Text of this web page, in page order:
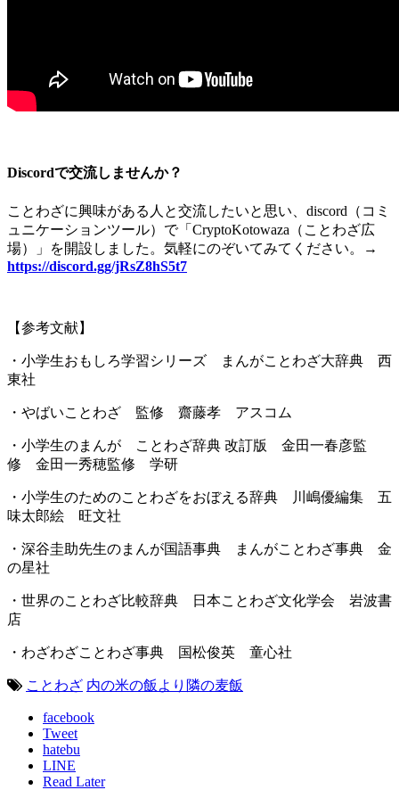
Discordで交流しませんか？
ことわざに興味がある人と交流したいと思い、 discord （コミ
ュニケーションツール）で「 CryptoKotowaza （ことわざ広
場）」を開設しました。気軽にのぞいてみてください。
→
https://discord.gg/jRsZ8hS5t7
【参考文献】
・小学生おもしろ学習シリーズ まんがことわざ大辞典 西
東社
・やばいことわざ 監修 齋藤孝 アスコム
・小学生のまんが ことわざ辞典 改訂版 金田一春彦監
修 金田一秀穂監修 学研
・小学生のためのことわざをおぼえる辞典 川嶋優編集 五
味太郎絵 旺文社
・深谷圭助先生のまんが国語事典 まんがことわざ事典 金
の星社
・世界のことわざ比較辞典 日本ことわざ文化学会 岩波書
店
・わざわざことわざ事典 国松俊英 童心社
ことわざ 内の米の飯より隣の麦飯
facebook
Tweet
hatebu
LINE
Read Later